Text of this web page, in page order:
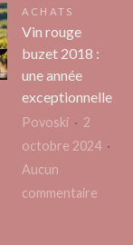
Sens
ACHATS
Vin rouge
buzet 2018 :
une année
exceptionnelle
Povoski
2
octobre 2024
Aucun
commentaire